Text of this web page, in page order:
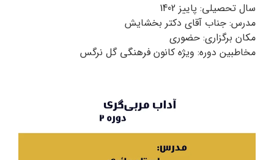
سال تحصیلی: پاییز 1402
مدرس: جناب آقای دکتر بخشایش
مکان برگزاری: حضوری
مخاطبین دوره: ویژه کانون فرهنگی گل نرگس